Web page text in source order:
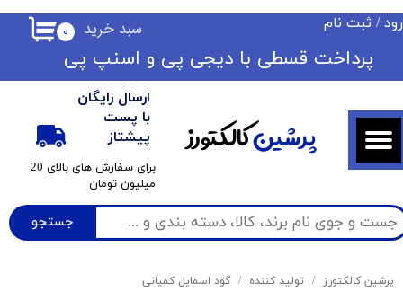
جستجو
ارسال رایگان
با پست
پیشتاز
​برای سفارش های بالای 20
میلیون تومان
۰ سبد خرید / ثبت نام
حساب کاربری من
تغییر گذر واژه
سفارشات
خروج از حساب کاربری
​​پرداخت قسطی با دیجی پی ​​​​​​​و اسنپ پی
پرشینکالکتورز
پرشین کالکتورز تولید کننده گود اسمایل کمپانی